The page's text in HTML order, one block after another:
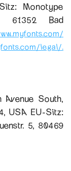
Monotype
61352 Bad
legal/.
South,
USA EU-Sitz:
5, 80469